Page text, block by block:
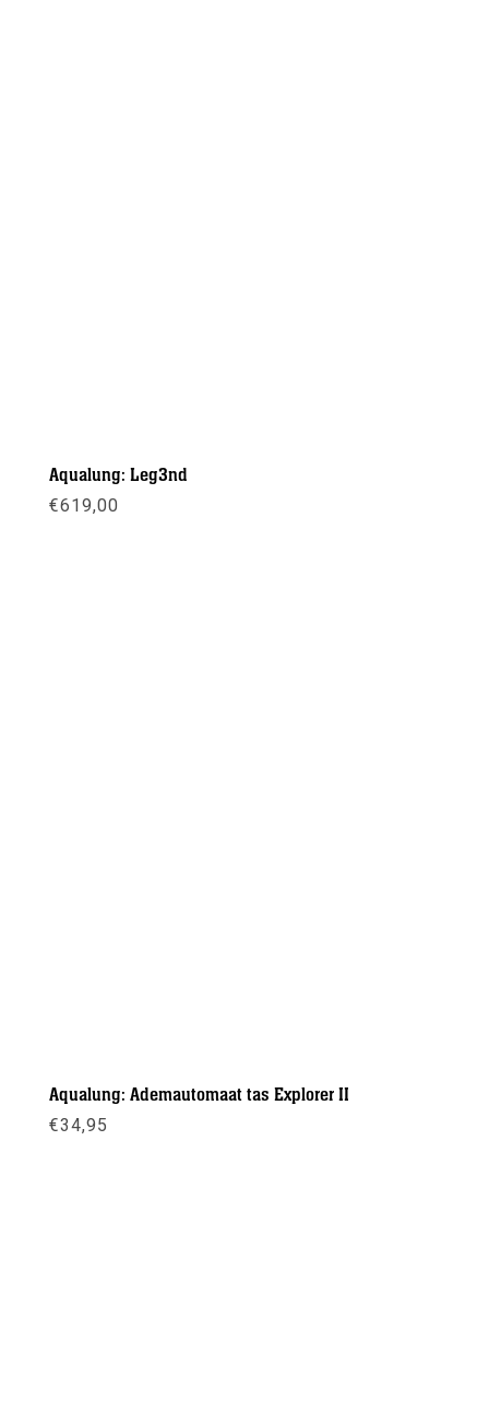
Aqualung: Leg3nd
€619,00
Aqualung: Ademautomaat tas Explorer II
€34,95